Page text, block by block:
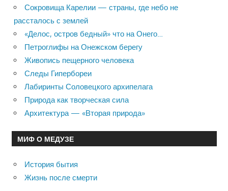
Сокровища Карелии — страны, где небо не
рассталось с землей
«Делос, остров бедный» что на Онего…
Петроглифы на Онежском берегу
Живопись пещерного человека
Следы Гипербореи
Лабиринты Соловецкого архипелага
Природа как творческая сила
Архитектура — «Вторая природа»
МИФ О МЕДУЗЕ
История бытия
Жизнь после смерти